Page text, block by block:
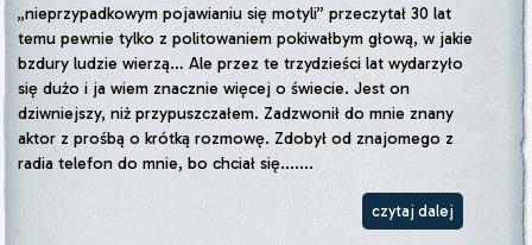
„nieprzypadkowym pojawianiu się motyli” przeczytał 30 lat
temu pewnie tylko z politowaniem pokiwałbym głową, w jakie
bzdury ludzie wierzą… Ale przez te trzydzieści lat wydarzyło
się dużo i ja wiem znacznie więcej o świecie. Jest on
dziwniejszy, niż przypuszczałem. Zadzwonił do mnie znany
aktor z prośbą o krótką rozmowę. Zdobył od znajomego z
radia telefon do mnie, bo chciał się.......
czytaj dalej